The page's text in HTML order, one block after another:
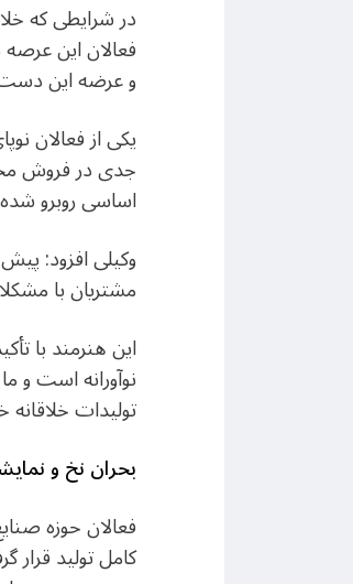
در شرایطی که
فعالان این
و عرضه این
یکی از فعالان
جدی در فروش
اساسی روبرو
وکیلی افزود:
مشتریان با
این هنرمند با
نوآورانه است و
تولیدات خلاقانه
بحران نخ و
فعالان حوزه
کامل تولید قرار